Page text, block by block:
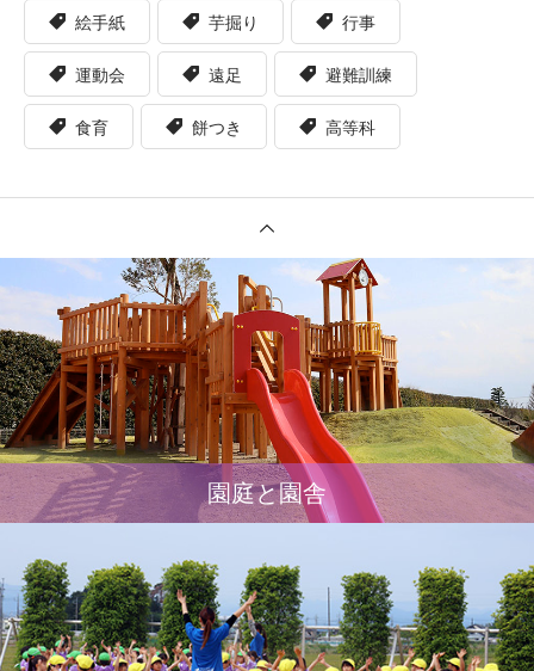
絵手紙 芋掘り 行事
運動会 遠足 避難訓練
食育 餅つき 高等科
園庭と園舎